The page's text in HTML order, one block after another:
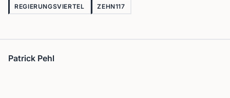
REGIERUNGSVIERTEL ZEHN117
Patrick Pehl